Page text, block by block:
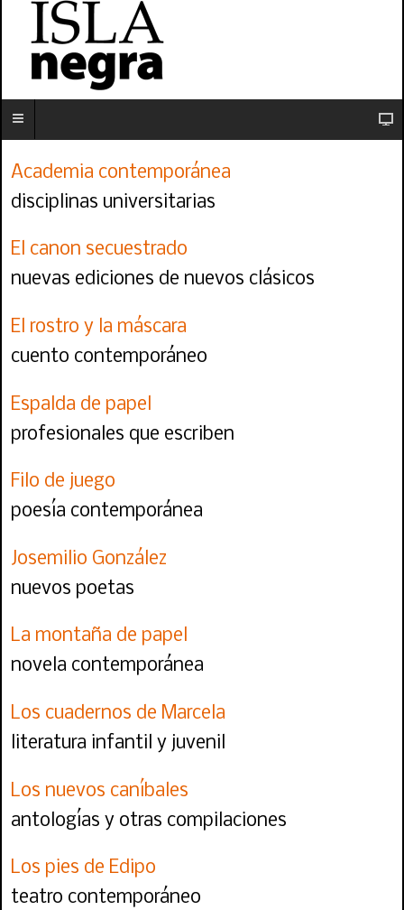
Academia contemporánea
disciplinas universitarias
El canon secuestrado
nuevas ediciones de nuevos clásicos
El rostro y la máscara
cuento contemporáneo
Espalda de papel
profesionales que escriben
Filo de juego
poesía contemporánea
Josemilio González
nuevos poetas
La montaña de papel
novela contemporánea
Los cuadernos de Marcela
literatura infantil y juvenil
Los nuevos caníbales
antologías y otras compilaciones
Los pies de Edipo
teatro contemporáneo